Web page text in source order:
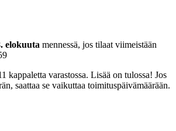
elokuuta mennessä, jos tilaat viimeistään
kappaletta varastossa. Lisää on tulossa! Jos
saattaa se vaikuttaa toimituspäivämäärään.